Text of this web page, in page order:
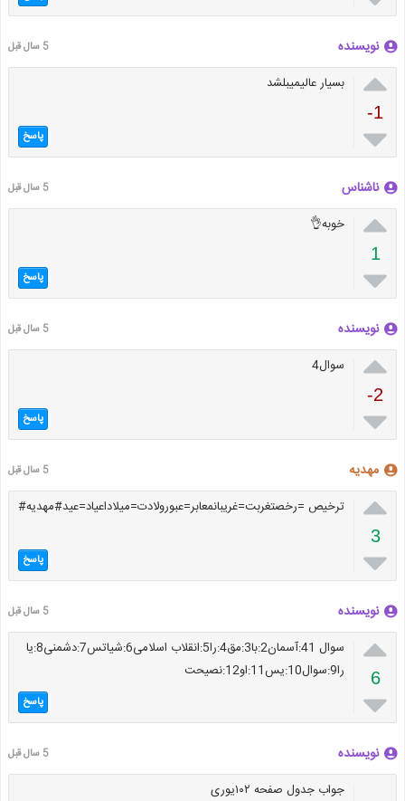
نویسنده 5 سال قبل

-1

بسیار عالیمیبلشد
پاسخ
ناشناس 5 سال قبل

1

خوبه👌
پاسخ
نویسنده 5 سال قبل

-2

سوال4
پاسخ
مهدیه 5 سال قبل

3

ترخیص =رخصتغربت=غریبانمعابر=عبورولادت=میلاداعیاد=عید#مهدیه#
پاسخ
نویسنده 5 سال قبل

6

سوال 41:آسمان2:با3:مق4:را5:انقلاب اسلامی6:شیاتس7:دشمنی8:یا
را9:سوال10:یس11:او12:نصیحت
پاسخ
نویسنده 5 سال قبل
جواب جدول صفحه ۱۰۲یوری